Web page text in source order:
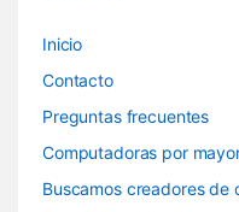
Inicio
Contacto
Preguntas frecuentes
Computadoras por
Buscamos creadores de